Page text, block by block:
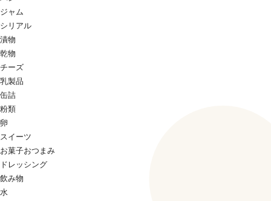
ジャム
シリアル
漬物
乾物
チーズ
乳製品
缶詰
粉類
卵
スイーツ
お菓子おつまみ
ドレッシング
飲み物
水